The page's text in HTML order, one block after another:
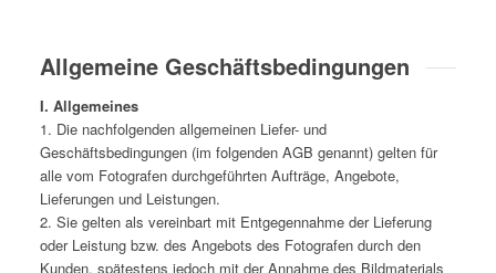
Allgemeine Geschäftsbedingungen
I. Allgemeines
1. Die nachfolgenden allgemeinen Liefer- und
Geschäftsbedingungen (im folgenden AGB genannt) gelten für
alle vom Fotografen durchgeführten Aufträge, Angebote,
Lieferungen und Leistungen.
2. Sie gelten als vereinbart mit Entgegennahme der Lieferung
oder Leistung bzw. des Angebots des Fotografen durch den
Kunden, spätestens jedoch mit der Annahme des Bildmaterials